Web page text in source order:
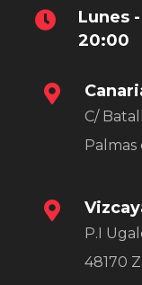
Lunes
20:00
C/
Palmas
P.I
48170